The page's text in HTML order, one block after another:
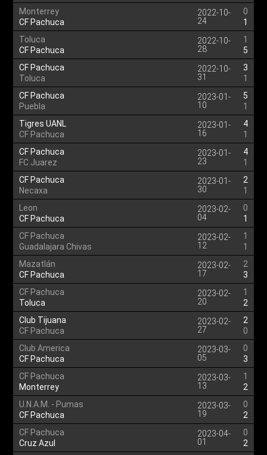
Monterrey
CF Pachuca
2022-10-
24
0
1
Toluca
CF Pachuca
2022-10-
28
1
5
CF Pachuca
Toluca
2022-10-
31
3
1
CF Pachuca
Puebla
2023-01-
10
5
1
Tigres UANL
CF Pachuca
2023-01-
16
4
1
CF Pachuca
FC Juarez
2023-01-
23
4
1
CF Pachuca
Necaxa
2023-01-
30
2
1
Leon
CF Pachuca
2023-02-
04
0
1
CF Pachuca
Guadalajara Chivas
2023-02-
12
1
1
Mazatlán
CF Pachuca
2023-02-
17
2
3
CF Pachuca
Toluca
2023-02-
20
1
2
Club Tijuana
CF Pachuca
2023-02-
27
2
0
Club America
CF Pachuca
2023-03-
05
0
3
CF Pachuca
Monterrey
2023-03-
13
1
2
U.N.A.M. - Pumas
CF Pachuca
2023-03-
19
0
2
CF Pachuca
Cruz Azul
2023-04-
01
0
2